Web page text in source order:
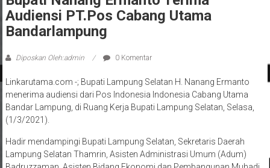
Audiensi PT.Pos Cabang Utama
Bandarlampung
Diposkan Oleh:admin 0 Komentar
Linkarutama.com -; Bupati Lampung Selatan H. Nanang Ermanto
menerima audiensi dari Pos Indonesia Indonesia Cabang Utama
Bandar Lampung, di Ruang Kerja Bupati Lampung Selatan, Selasa,
(1/3/2021).
Hadir mendampingi Bupati Lampung Selatan, Sekretaris Daerah
Lampung Selatan Thamrin, Asisten Administrasi Umum (Adum)